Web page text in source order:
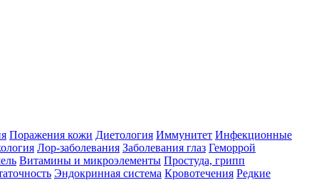
Поражения кожи Диетология Иммунитет Инфекционные
Лор-заболевания Заболевания глаз Геморрой
Витамины и микроэлементы Простуда, грипп
Эндокринная система Кровотечения Редкие